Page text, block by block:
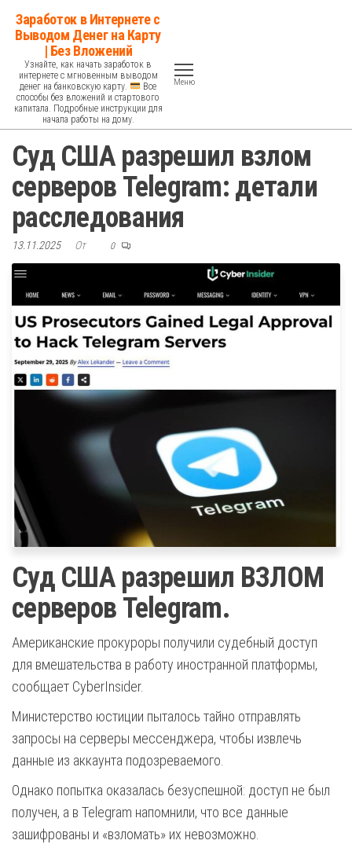
Перейти
содержимому
Заработок в Интернете с
Выводом Денег на Карту
| Без Вложений
Узнайте, как начать заработок в
интернете с мгновенным выводом
денег на банковскую карту.
Все
способы без вложений и стартового
капитала. Подробные инструкции для
начала работы на дому.
Меню
Суд США разрешил взлом
серверов Telegram: детали
расследования
13.11.2025 От 0
Суд США разрешил ВЗЛОМ
серверов Telegram.
Американские прокуроры получили судебный доступ
для вмешательства в работу иностранной платформы,
сообщает CyberInsider.
Министерство юстиции пыталось тайно отправлять
запросы на серверы мессенджера, чтобы извлечь
данные из аккаунта подозреваемого.
Однако попытка оказалась безуспешной: доступ не был
получен, а в Telegram напомнили, что все данные
зашифрованы и «взломать» их невозможно.